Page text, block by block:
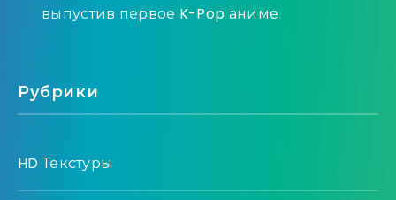
выпустив первое K-Pop аниме
Рубрики
HD Текстуры